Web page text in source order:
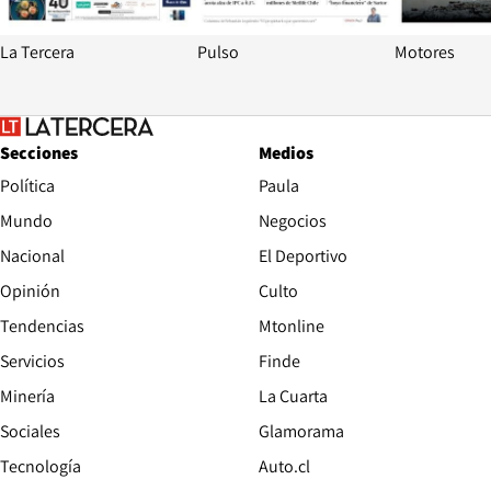
La Tercera Pulso Motores
Secciones
Política
Mundo
Nacional
Opinión
Tendencias
Servicios
Minería
Sociales
Tecnología
Medios
Paula
Negocios
El Deportivo
Culto
Mtonline
Finde
La Cuarta
Glamorama
Auto.cl